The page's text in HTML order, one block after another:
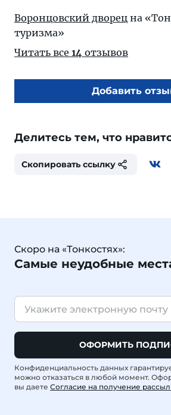
Воронцовский дворец на
туризма»
Читать все 14 отзывов
Добавить
Делитесь тем, что
Скопировать ссылку
Скоро на «Тонкостях»:
Самые неудобные
ОФОРМИТЬ
Конфиденциальность данных
можно отказаться в любой момент.
вы даете Согласие на получение